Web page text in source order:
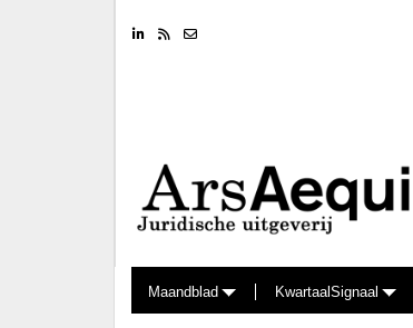
LinkedinRSS feed
Maandblad KwartaalSignaal